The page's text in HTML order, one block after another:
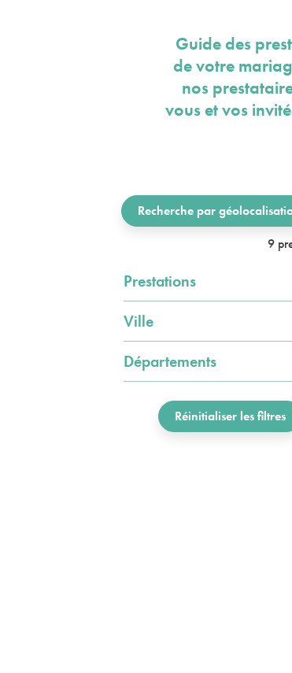
Guide des
de votre
nos
vous et vos
Recherche par
9
Prestations
Ville
Départements
Réinitialiser les filtres